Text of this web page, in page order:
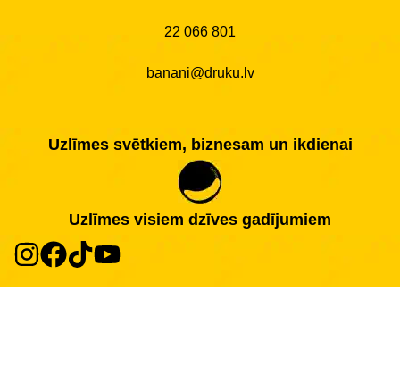
22 066 801
banani@druku.lv
Uzlīmes svētkiem, biznesam un ikdienai
Uzlīmes visiem dzīves gadījumiem